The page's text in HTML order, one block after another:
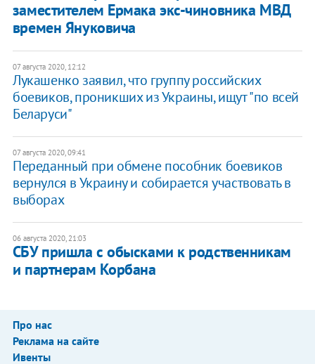
заместителем Ермака экс-чиновника МВД
времен Януковича
07 августа 2020, 12:12
Лукашенко заявил, что группу российских
боевиков, проникших из Украины, ищут "по всей
Беларуси"
07 августа 2020, 09:41
Переданный при обмене пособник боевиков
вернулся в Украину и собирается участвовать в
выборах
06 августа 2020, 21:03
СБУ пришла с обысками к родственникам
и партнерам Корбана
Про нас
Реклама на сайте
Ивенты